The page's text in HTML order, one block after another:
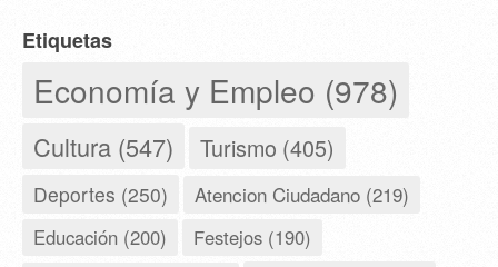
Etiquetas
Economía y Empleo (978)
Cultura (547) Turismo (405)
Deportes (250) Atencion Ciudadano (219)
Educación (200) Festejos (190)